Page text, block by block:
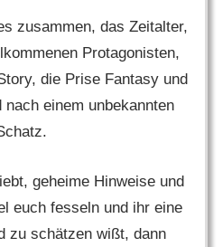
zusammen, das Zeitalter,
Protagonisten,
die Prise Fantasy und
einem unbekannten
geheime Hinweise und
euch fesseln und ihr eine
zu schätzen wißt, dann